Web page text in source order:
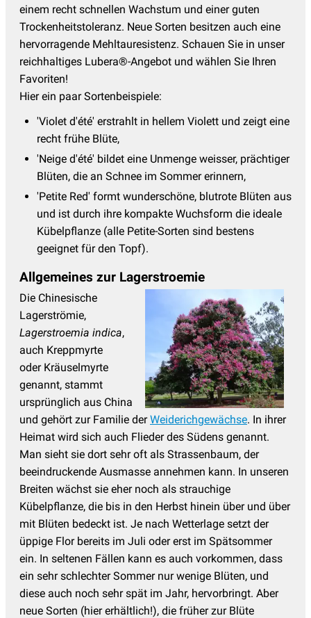
einem recht schnellen Wachstum und einer guten
Trockenheitstoleranz. Neue Sorten besitzen auch eine
hervorragende Mehltauresistenz. Schauen Sie in unser
reichhaltiges Lubera®-Angebot und wählen Sie Ihren
Favoriten!
Hier ein paar Sortenbeispiele:
'Violet d'été' erstrahlt in hellem Violett und zeigt eine
recht frühe Blüte,
'Neige d'été' bildet eine Unmenge weisser, prächtiger
Blüten, die an Schnee im Sommer erinnern,
'Petite Red' formt wunderschöne, blutrote Blüten aus
und ist durch ihre kompakte Wuchsform die ideale
Kübelpflanze (alle Petite-Sorten sind bestens
geeignet für den Topf).
Allgemeines zur Lagerstroemie
Die Chinesische
Lagerströmie,
Lagerstroemia indica,
auch Kreppmyrte
oder Kräuselmyrte
genannt, stammt
ursprünglich aus China
und gehört zur Familie derWeiderichgewächse. In ihrer
Heimat wird sich auch Flieder des Südens genannt.
Man sieht sie dort sehr oft als Strassenbaum, der
beeindruckende Ausmasse annehmen kann. In unseren
Breiten wächst sie eher noch als strauchige
Kübelpflanze, die bis in den Herbst hinein über und über
mit Blüten bedeckt ist. Je nach Wetterlage setzt der
üppige Flor bereits im Juli oder erst im Spätsommer
ein. In seltenen Fällen kann es auch vorkommen, dass
ein sehr schlechter Sommer nur wenige Blüten, und
diese auch noch sehr spät im Jahr, hervorbringt. Aber
neue Sorten (hier erhältlich!), die früher zur Blüte